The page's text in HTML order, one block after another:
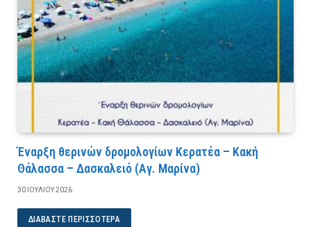
Έναρξη θερινών δρομολογίων Κερατέα – Κακή
Θάλασσα – Δασκαλειό (Αγ. Μαρίνα)
30 ΙΟΥΛΊΟΥ 2026
ΔΙΑΒΆΣΤΕ ΠΕΡΙΣΣΌΤΕΡΑ